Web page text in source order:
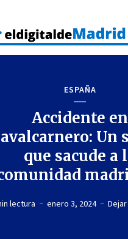
ESPAÑA
Accidente en
Un
que sacude a
lectura enero 3, 2024